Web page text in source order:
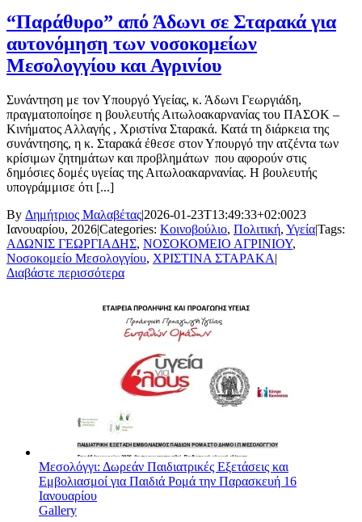
“Παράθυρο” από Άδωνι σε Σταρακά για
αυτονόμηση των νοσοκομείων
Μεσολογγίου και Αγρινίου
Συνάντηση με τον Υπουργό Υγείας, κ. Άδωνι Γεωργιάδη,
πραγματοποίησε η βουλευτής Αιτωλοακαρνανίας του ΠΑΣΟΚ –
Κινήματος Αλλαγής , Χριστίνα Σταρακά. Κατά τη διάρκεια της
συνάντησης, η κ. Σταρακά έθεσε στον Υπουργό την ατζέντα των
κρίσιμων ζητημάτων και προβλημάτων που αφορούν στις
δημόσιες δομές υγείας της Αιτωλοακαρνανίας. Η βουλευτής
υπογράμμισε ότι [...]
By Δημήτριος Μαλαβέτας|2026-01-23T13:49:33+02:0023
Ιανουαρίου, 2026|Categories: Κοινοβούλιο, Πολιτική, Υγεία|Tags:
ΑΔΩΝΙΣ ΓΕΩΡΓΙΑΔΗΣ, ΝΟΣΟΚΟΜΕΙΟ ΑΓΡΙΝΙΟΥ,
Νοσοκομείο Μεσολογγίου, ΧΡΙΣΤΙΝΑ ΣΤΑΡΑΚΑ|
Διαβάστε περισσότερα
Μεσολόγγι: Δωρεάν Παιδιατρικές Εξετάσεις και
Εμβολιασμοί για Παιδιά Ρομά την Παρασκευή 16
Ιανουαρίου
Gallery